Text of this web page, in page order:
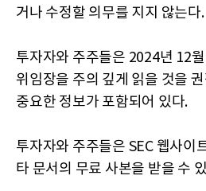
거나 수정할 의무를 지지 않는다.
투자자와 주주들은 2024년 12
위임장을 주의 깊게 읽을 것을
중요한 정보가 포함되어 있다.
투자자와 주주들은 SEC 웹사이
타 문서의 무료 사본을 받을 수